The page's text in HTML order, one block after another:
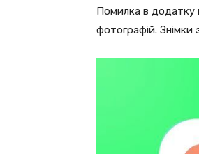
Помилка в додатку
фотографій. Знімки